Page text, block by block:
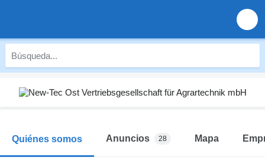
Quiénes somos Anuncios 28 Mapa